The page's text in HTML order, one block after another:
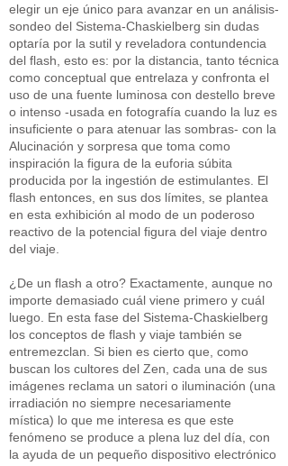
elegir un eje único para avanzar en un análisis-
sondeo del Sistema-Chaskielberg sin dudas
optaría por la sutil y reveladora contundencia
del flash, esto es: por la distancia, tanto técnica
como conceptual que entrelaza y confronta el
uso de una fuente luminosa con destello breve
o intenso -usada en fotografía cuando la luz es
insuficiente o para atenuar las sombras- con la
Alucinación y sorpresa que toma como
inspiración la figura de la euforia súbita
producida por la ingestión de estimulantes. El
flash entonces, en sus dos límites, se plantea
en esta exhibición al modo de un poderoso
reactivo de la potencial figura del viaje dentro
del viaje.
¿De un flash a otro? Exactamente, aunque no
importe demasiado cuál viene primero y cuál
luego. En esta fase del Sistema-Chaskielberg
los conceptos de flash y viaje también se
entremezclan. Si bien es cierto que, como
buscan los cultores del Zen, cada una de sus
imágenes reclama un satori o iluminación (una
irradiación no siempre necesariamente
mística) lo que me interesa es que este
fenómeno se produce a plena luz del día, con
la ayuda de un pequeño dispositivo electrónico